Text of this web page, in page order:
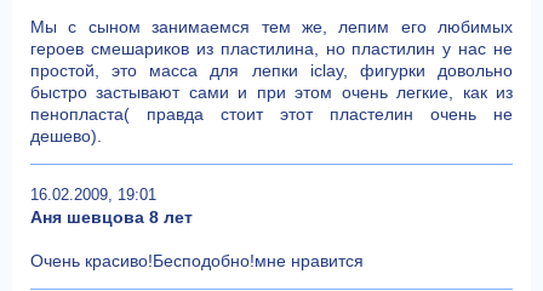
Мы с сыном занимаемся тем же, лепим его любимых
героев смешариков из пластилина, но пластилин у нас не
простой, это масса для лепки iclay, фигурки довольно
быстро застывают сами и при этом очень легкие, как из
пенопласта( правда стоит этот пластелин очень не
дешево).
16.02.2009, 19:01
Аня шевцова 8 лет
Очень красиво!Бесподобно!мне нравится